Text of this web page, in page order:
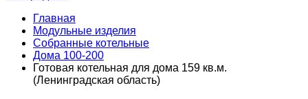
Главная
Модульные изделия
Собранные котельные
Дома 100-200
Готовая котельная для дома 159 кв.м.
(Ленинградская область)